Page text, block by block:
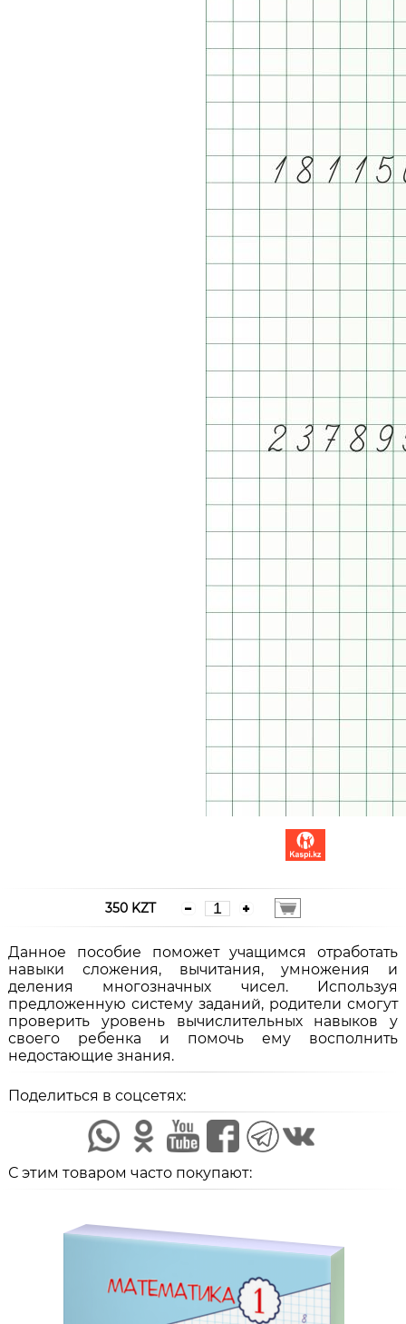
350 KZT
Данное пособие поможет учащимся отработать
навыки сложения, вычитания, умножения и
деления многозначных чисел. Используя
предложенную систему заданий, родители смогут
проверить уровень вычислительных навыков у
своего ребенка и помочь ему восполнить
недостающие знания.
Поделиться в соцсетях:
С этим товаром часто покупают: